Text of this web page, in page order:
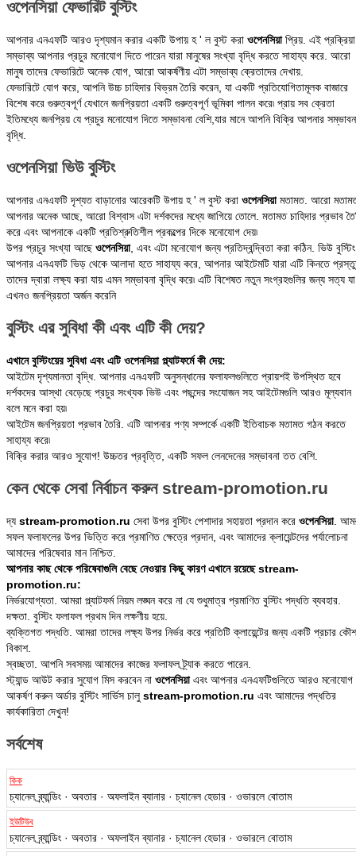
সম্ভাব্য আপনার প্রচুর মনোযোগ দিতে পারেন যারা মানুষের সংখ্যা বৃদ্ধি করতে সাহায্য করে. আরো
মানুষ তাদের ফেভারিটে অনেক যোগ, আরো আকর্ষণীয় এটা সম্ভাব্য ক্রেতাদের দেখায়.
ফেভারিটে যোগ করে, আপনি উচ্চ চাহিদার বিভ্রম তৈরি করেন, যা একটি প্রতিযোগিতামূলক বাজারে
বিশেষ করে গুরুত্বপূর্ণ যেখানে জনপ্রিয়তা একটি গুরুত্বপূর্ণ ভূমিকা পালন করে৷ প্রায় সব ক্রেতা
ইতিমধ্যে জনপ্রিয় যে প্রচুর মনোযোগ দিতে সম্ভাবনা বেশি,যার মানে আপনি বিক্রি আপনার
বৃদ্ধি.
আপনার অনেক আছে, আরো বিশ্বাস এটা দর্শকদের মধ্যে জাগিয়ে তোলে. মতামত চাহিদার প্রভাব
করে এবং আপনাকে একটি প্রতিশ্রুতিশীল প্রকল্পের দিকে মনোযোগ দেয়৷
উপর প্রচুর সংখ্যা আছেওপেনসিয়া, এবং এটা মনোযোগ জন্য প্রতিদ্বন্দ্বিতা করা কঠিন. ভিউ বুস্টিং
আপনার এনএফটি ভিড় থেকে আলাদা হতে সাহায্য করে, আপনার আইটেমটি যারা এটি কিনতে
তাদের দ্বারা লক্ষ্য করা যায় এমন সম্ভাবনা বৃদ্ধি করে৷ এটি বিশেষত নতুন সংগ্রহগুলির জন্য সত্য যা
এখনও জনপ্রিয়তা অর্জন করেনি
আইটেম দৃশ্যমানতা বৃদ্ধি. আপনার এনএফটি অনুসন্ধানের ফলাফলগুলিতে প্রায়শই উপস্থিত হবে
দর্শকদের আস্থা বেড়েছে প্রচুর সংখ্যক ভিউ এবং পছন্দের সংযোজন সহ আইটেমগুলি আরও মূল্যবান
বলে মনে করা হয়৷
আইটেম জনপ্রিয়তা প্রভাব তৈরি. এটি আপনার পণ্য সম্পর্কে একটি ইতিবাচক মতামত গঠন করতে
সাহায্য করে৷
বিক্রি করার আরও সুযোগ! উচ্চতর প্রবৃত্তি, একটি সফল লেনদেনের সম্ভাবনা তত বেশি.
সফল ফলাফলের উপর ভিত্তি করে প্রমাণিত ক্ষেত্রে প্রদান, এবং আমাদের ক্লায়েন্টদের পর্যালোচনা
আমাদের পরিষেবার মান নিশ্চিত.
আপনার কাছ থেকে পরিষেবাগুলি বেছে নেওয়ার কিছু কারণ এখানে রয়েছে stream-
promotion.ru:
নির্ভরযোগ্যতা. আমরা প্ল্যাটফর্ম নিয়ম লঙ্ঘন করে না যে শুধুমাত্র প্রমাণিত বুস্টিং পদ্ধতি ব্যবহার.
দক্ষতা. বুস্টিং ফলাফল প্রথম দিন লক্ষণীয় হয়ে.
ব্যক্তিগত পদ্ধতি. আমরা তাদের লক্ষ্য উপর নির্ভর করে প্রতিটি ক্লায়েন্টের জন্য একটি প্রচার
বিকাশ.
স্বচ্ছতা. আপনি সবসময় আমাদের কাজের ফলাফল ট্র্যাক করতে পারেন.
স্ট্যান্ড আউট করার সুযোগ মিস করবেন নাওপেনসিয়াএবং আপনার এনএফটিগুলিতে আরও মনোযোগ
আকর্ষণ করুন অর্ডার বুস্টিং সার্ভিস চালুstream-promotion.ruএবং আমাদের পদ্ধতির
কার্যকারিতা দেখুন!
চ্যানেল ব্র্যান্ডিং · অবতার · অফলাইন ব্যানার · চ্যানেল হেডার · ওভারলে বোতাম
ইউটিউব
চ্যানেল ব্র্যান্ডিং · অবতার · অফলাইন ব্যানার · চ্যানেল হেডার · ওভারলে বোতাম
কোন গ্যারান্টি নেই